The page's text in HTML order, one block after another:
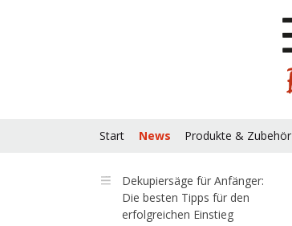
Start News Produkte & Zubehör
Dekupiersäge für Anfänger:
Die besten Tipps für den
erfolgreichen Einstieg